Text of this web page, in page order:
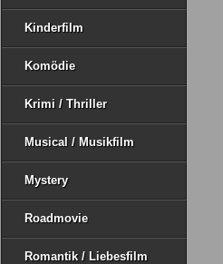
Kinderfilm
Komödie
Krimi / Thriller
Musical / Musikfilm
Mystery
Roadmovie
Romantik / Liebesfilm